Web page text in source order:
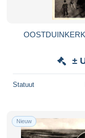
±
Statuut
Nieuw